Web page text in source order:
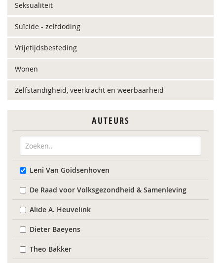
Seksualiteit
Suïcide - zelfdoding
Vrijetijdsbesteding
Wonen
Zelfstandigheid, veerkracht en weerbaarheid
AUTEURS
Leni Van Goidsenhoven
De Raad voor Volksgezondheid & Samenleving
Alide A. Heuvelink
Dieter Baeyens
Theo Bakker